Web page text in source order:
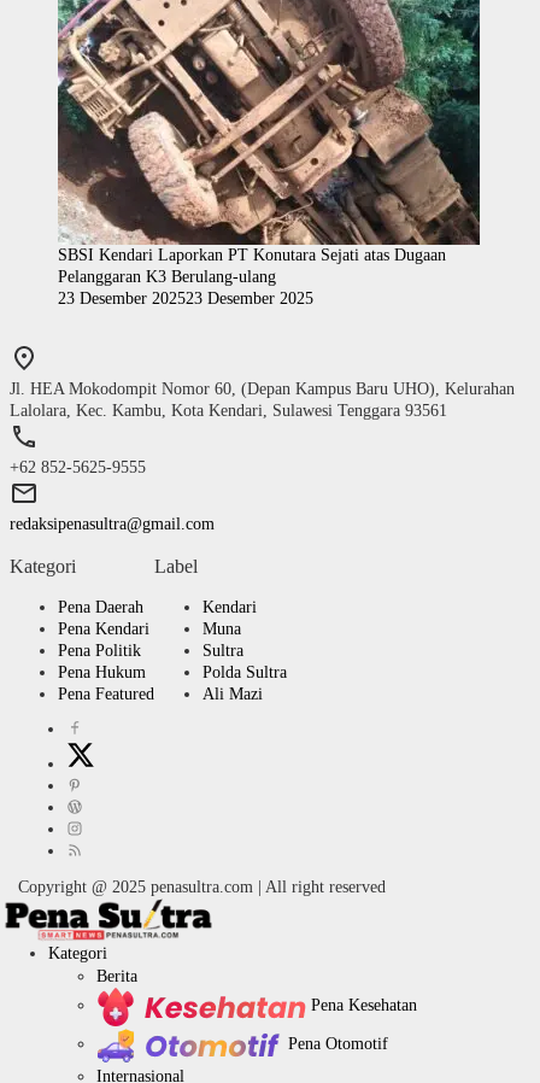
SBSI Kendari Laporkan PT Konutara Sejati atas Dugaan
Pelanggaran K3 Berulang-ulang
23 Desember 202523 Desember 2025
Jl. HEA Mokodompit Nomor 60, (Depan Kampus Baru UHO), Kelurahan
Lalolara, Kec. Kambu, Kota Kendari, Sulawesi Tenggara 93561
+62 852-5625-9555
redaksipenasultra@gmail.com
Kategori
Pena Daerah
Pena Kendari
Pena Politik
Pena Hukum
Pena Featured
Label
Kendari
Muna
Sultra
Polda Sultra
Ali Mazi
Copyright @ 2025 penasultra.com | All right reserved
Kategori
Berita
Pena Kesehatan
Pena Otomotif
Internasional